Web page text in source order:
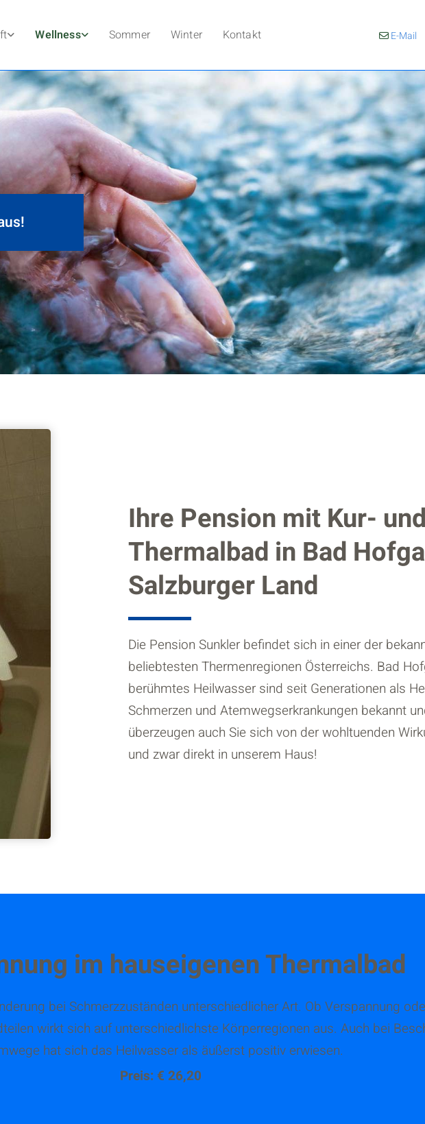
Wellness Sommer Winter Kontakt  E-Mail
Ihre Pension mit Kur- und
Thermalbad in Bad
Salzburger Land
Die Pension Sunkler befindet sich in einer der
beliebtesten Thermenregionen Österreichs. Bad
berühmtes Heilwasser sind seit Generationen als
Schmerzen und Atemwegserkrankungen bekannt
überzeugen auch Sie sich von der wohltuenden
und zwar direkt in unserem Haus!
im hauseigenen Thermalbad
bei Schmerzzuständen unterschiedlicher Art. Ob Verspannung
wirkt sich auf unterschiedlichste Körperregionen aus. Auch bei
hat sich das Heilwasser als äußerst positiv erwiesen.
Preis: € 26,20